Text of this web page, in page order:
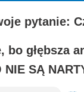
pytanie:
bo głębsza
NIE SĄ